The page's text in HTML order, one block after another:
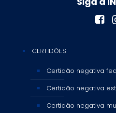
CERTIDÕES
Certidão negativa
Certidão negativa
Certidão negativa